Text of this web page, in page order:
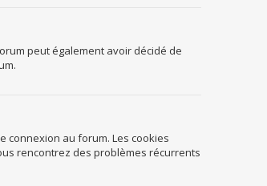
peut également avoir décidé de
connexion au forum. Les cookies
rencontrez des problèmes récurrents